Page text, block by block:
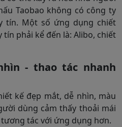
Taobao không có công ty
tín. Một số ứng dụng chiết
phải kể đến là: Alibo, chiết
- thao tác nhanh
kế đẹp mắt, dễ nhìn, màu
dùng cảm thấy thoải mái
tác với ứng dụng hơn.